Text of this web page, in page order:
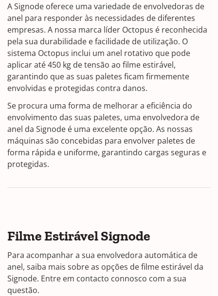
A Signode oferece uma variedade de envolvedoras de
anel para responder às necessidades de diferentes
empresas. A nossa marca líder Octopus é reconhecida
pela sua durabilidade e facilidade de utilização. O
sistema Octopus inclui um anel rotativo que pode
aplicar até 450 kg de tensão ao filme estirável,
garantindo que as suas paletes ficam firmemente
envolvidas e protegidas contra danos.
Se procura uma forma de melhorar a eficiência do
envolvimento das suas paletes, uma envolvedora de
anel da Signode é uma excelente opção. As nossas
máquinas são concebidas para envolver paletes de
forma rápida e uniforme, garantindo cargas seguras e
protegidas.
Filme Estirável Signode
Para acompanhar a sua envolvedora automática de
anel, saiba mais sobre as opções de filme estirável da
Signode. Entre em contacto connosco com a sua
questão.